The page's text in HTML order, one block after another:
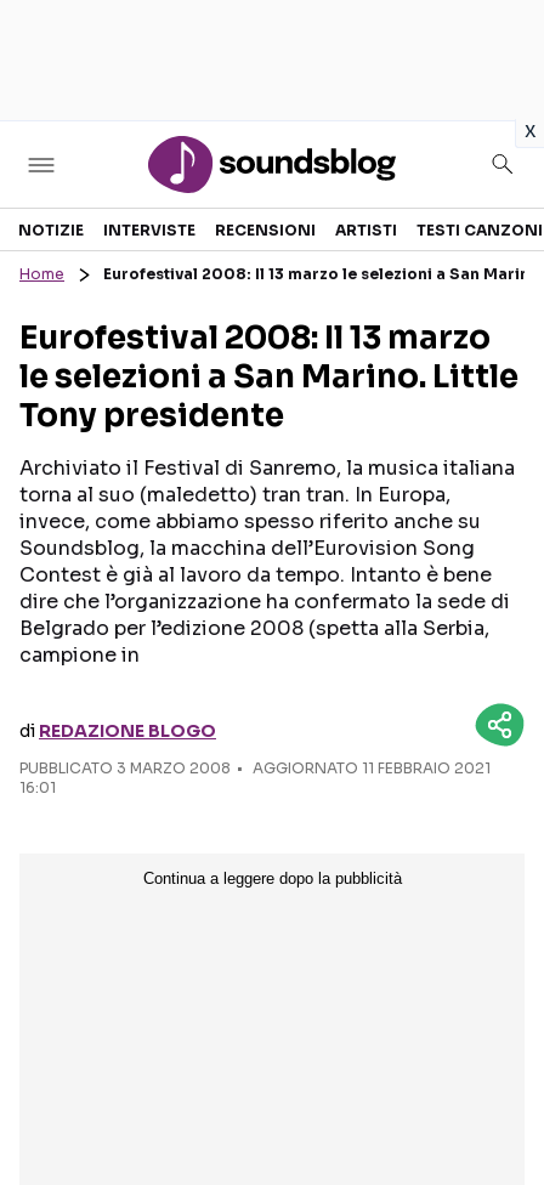
x
Sezioni
RECENSIONI MUSICALI
INTERVISTE
GOSSIP E CURIOSITÀ
TESTI CANZONI
TOUR ED EVENTI
Seguici sui social
NOTIZIE INTERVISTE RECENSIONI ARTISTI TESTI CANZONI
Home Eurofestival 2008: Il 13 marzo le selezioni a San
Eurofestival 2008: Il 13 marzo
le selezioni a San Marino. Little
Tony presidente
Archiviato il Festival di Sanremo, la musica italiana
torna al suo (maledetto) tran tran. In Europa,
invece, come abbiamo spesso riferito anche su
Soundsblog, la macchina dell’Eurovision Song
Contest è già al lavoro da tempo. Intanto è bene
dire che l’organizzazione ha confermato la sede di
Belgrado per l’edizione 2008 (spetta alla Serbia,
campione in
di REDAZIONE BLOGO
PUBBLICATO 3 MARZO 2008
AGGIORNATO 11 FEBBRAIO 2021
16:01